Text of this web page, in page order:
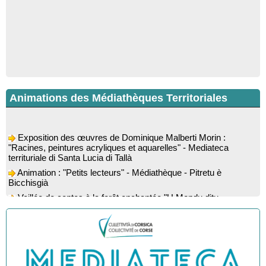
Animations des Médiathèques Territoriales
Exposition des œuvres de Dominique Malberti Morin :
"Racines, peintures acryliques et aquarelles" - Mediateca
territuriale di Santa Lucia di Tallà
Animation : "Petits lecteurs" - Médiathèque - Pitretu è
Bicchisgià
Veillée de contes à la forêt enchantée "U Mondu ditu
Colloque : "Taravu : terre de patrimoines", Regards sur le
patrimoine religieux, roman, thermal et littéraire - Spaziu Jean-
Marc Fiamma - A Sarra di Farru
Spectacle musical : "Viaghju in Corsica cù Regina & Bruno",
hommage au duo mythique de la chanson corse interprété par